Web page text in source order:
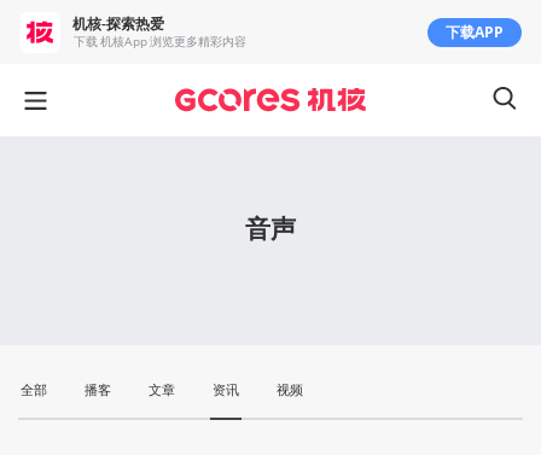
音声
全部 播客 文章 资讯 视频
机核-探索热爱
下载 机核App 浏览更多精彩内容 下载APP